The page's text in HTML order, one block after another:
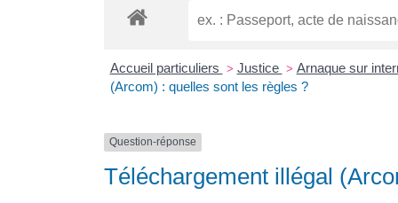
Accueil particuliers > Justice > Arnaque sur
(Arcom) : quelles sont les règles ?
Question-réponse
Téléchargement illégal
La maison médicale d’appui